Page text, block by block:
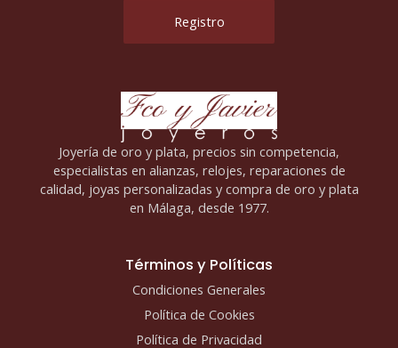
Joyería de oro y plata, precios sin competencia,
especialistas en alianzas, relojes, reparaciones de
calidad, joyas personalizadas y compra de oro y plata
en Málaga, desde 1977.
Términos y Políticas
Condiciones Generales
Política de Cookies
Política de Privacidad